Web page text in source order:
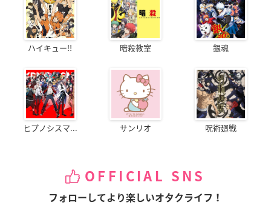
ハイキュー!! 暗殺教室 銀魂
ヒプノシスマ... サンリオ 呪術廻戦
OFFICIAL SNS
フォローしてより楽しいオタクライフ！